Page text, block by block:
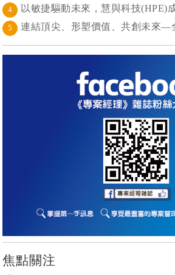
4 以敏捷驅動未來，慧與科技(HPE)成功打造AI生態系 大型敏捷
5 連結頂尖、形塑價值、共創未來—全球頂
焦點關注